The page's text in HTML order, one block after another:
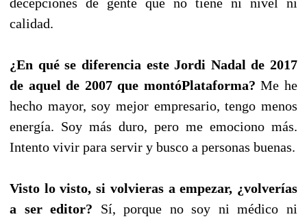
calidad.
¿En qué se diferencia este Jordi Nadal de 2017
de aquel de 2007 que montóPlataforma?Me he
hecho mayor, soy mejor empresario, tengo menos
energía. Soy más duro, pero me emociono más.
Intento vivir para servir y busco a personas buenas.
Visto lo visto, si volvieras a empezar, ¿volverías
a ser editor? Sí, porque no soy ni médico ni